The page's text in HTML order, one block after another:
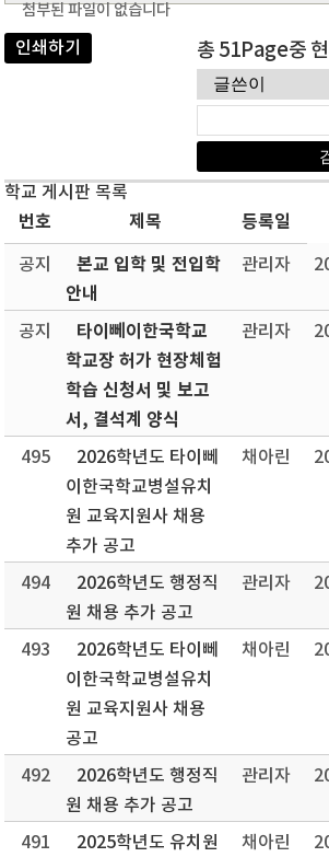
첨부된 파일이 없습니다
인쇄하기 총 51Page중
학교 게시판 목록
번호 제목 등록일
공지
본교 입학 및 전입학
안내
관리자
공지
타이뻬이한국학교
학교장 허가 현장체험
학습 신청서 및 보고
서, 결석계 양식
관리자
495
2026학년도 타이뻬
이한국학교병설유치
원 교육지원사 채용
추가 공고
채아린
494
2026학년도 행정직
원 채용 추가 공고
관리자
493
2026학년도 타이뻬
이한국학교병설유치
원 교육지원사 채용
공고
채아린
492
2026학년도 행정직
원 채용 추가 공고
관리자
491
2025학년도 유치원
채아린